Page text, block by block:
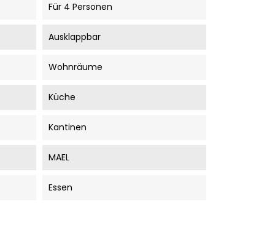
Für 4 Personen
Ausklappbar
Wohnräume
Küche
Kantinen
MAEL
Essen